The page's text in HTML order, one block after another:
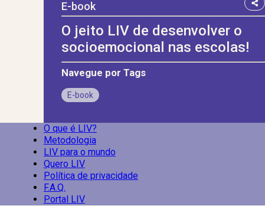
E-book
O jeito LIV de desenvolver o
socioemocional nas escolas!
Navegue por Tags
E-book
O que é LIV?
Metodologia
LIV para o mundo
Quero LIV
Política de privacidade
F.A.Q.
Portal LIV